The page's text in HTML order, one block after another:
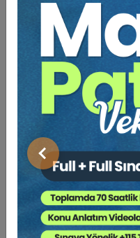
Önceki
BENZER VIDEO
Video Eğitim
Tüketici